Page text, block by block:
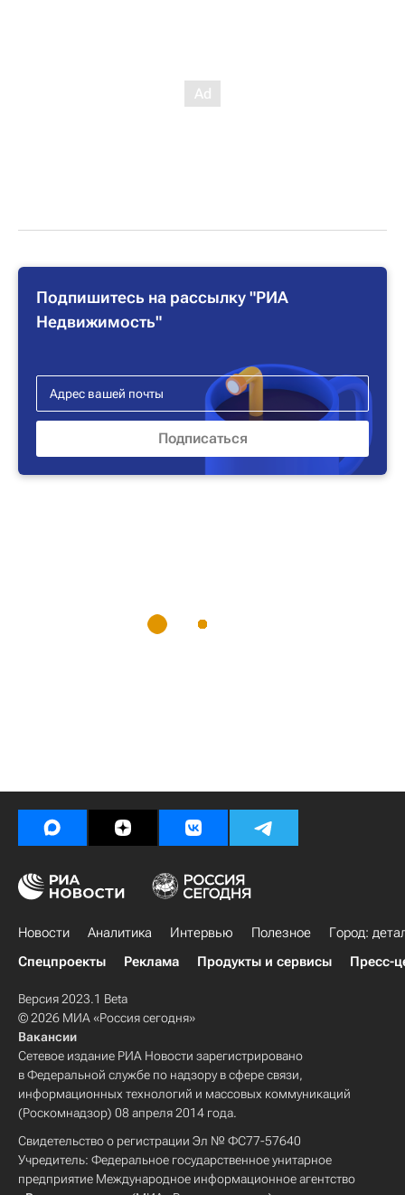
Подпишитесь на рассылку "РИА
Недвижимость"
Новости Аналитика Интервью Полезное
Город:
Спецпроекты
Реклама Продукты и сервисы Пресс-
Версия 2023.1 Beta
© 2026 МИА «Россия сегодня»
Вакансии
Сетевое издание РИА Новости зарегистрировано
в Федеральной службе по надзору в сфере связи,
информационных технологий и массовых коммуникаций
(Роскомнадзор) 08 апреля 2014 года.
Свидетельство о регистрации Эл № ФС77-57640
Учредитель: Федеральное государственное унитарное
предприятие Международное информационное агентство